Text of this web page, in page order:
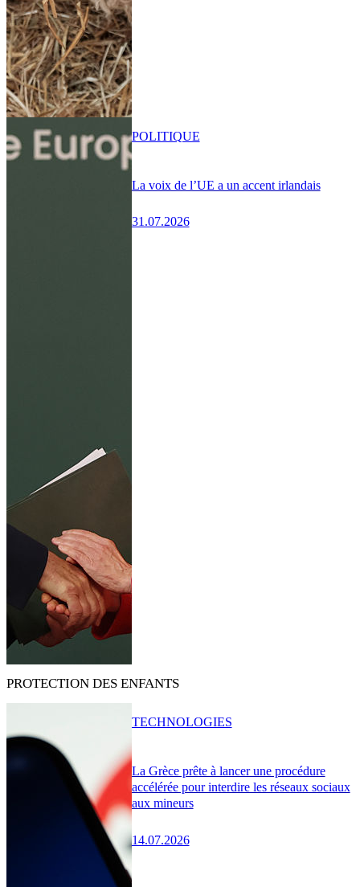
La voix de l’UE a un accent irlandais
31.07.2026
POLITIQUE
PROTECTION DES ENFANTS
La Grèce prête à lancer une procédure
accélérée pour interdire les réseaux sociaux
aux mineurs
14.07.2026
TECHNOLOGIES